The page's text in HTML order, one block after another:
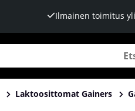
Ilmainen toimitus
Laktoosittomat Gainers